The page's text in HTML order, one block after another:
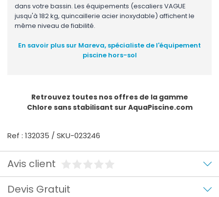
dans votre bassin. Les équipements (escaliers VAGUE
jusqu'à 182 kg, quincaillerie acier inoxydable) affichent le
même niveau de fiabilité.
En savoir plus sur Mareva, spécialiste de l'équipement
piscine hors-sol
Retrouvez toutes nos offres de la gamme
Chlore sans stabilisant sur AquaPiscine.com
Ref : 132035 / SKU-023246
Avis client
Devis Gratuit